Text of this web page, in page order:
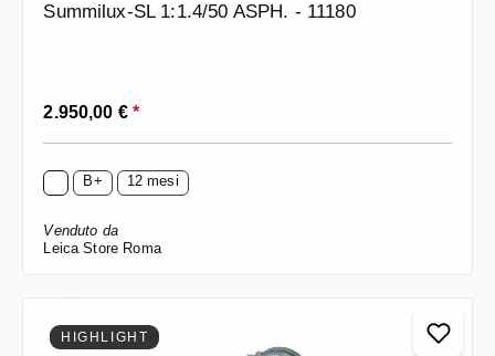
Summilux-SL 1:1.4/50 ASPH. - 11180
Prezzo normale:
2.950,00 €*
B+ 12 mesi
Venduto da
Leica Store Roma
HIGHLIGHT